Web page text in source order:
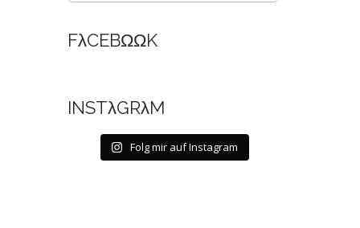
FλCEBΩΩK
INSTλGRλM
Folg mir auf Instagram